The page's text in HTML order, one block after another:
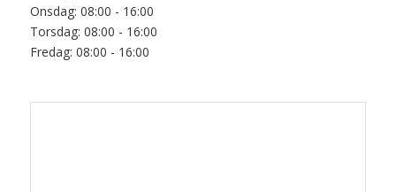
Onsdag: 08:00 - 16:00
Torsdag: 08:00 - 16:00
Fredag: 08:00 - 16:00